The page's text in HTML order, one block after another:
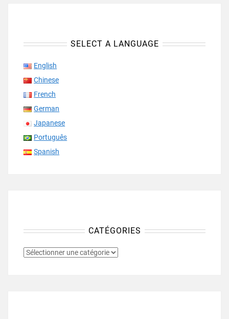
SELECT A LANGUAGE
English
Chinese
French
German
Japanese
Português
Spanish
CATÉGORIES
CATÉGORIES